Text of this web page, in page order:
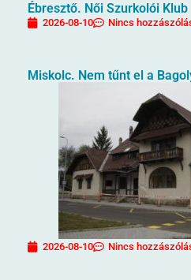
Ébresztő. Női Szurkolói Klub
2026-08-10 Nincs
Miskolc. Nem tűnt el a
2026-08-10 Nincs